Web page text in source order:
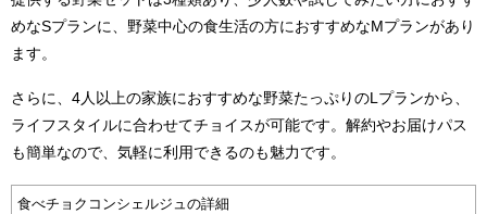
めなSプランに、野菜中心の食生活の方におすすめなMプランがあり
ます。
さらに、 4人以上の家族におすすめな野菜たっぷりのLプランから、
ライフスタイルに合わせてチョイスが可能です。解約やお届けパス
も簡単なので、気軽に利用できるのも魅力です。
食べチョクコンシェルジュの詳細